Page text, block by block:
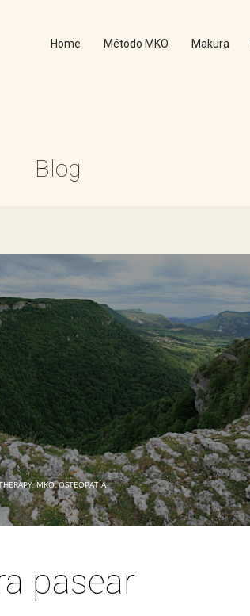
Home Método MKO Makura
Blog
,MKO,OSTEOPATÍA
pasear